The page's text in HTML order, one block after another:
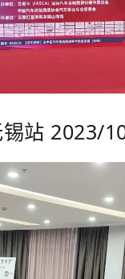
站 2023/